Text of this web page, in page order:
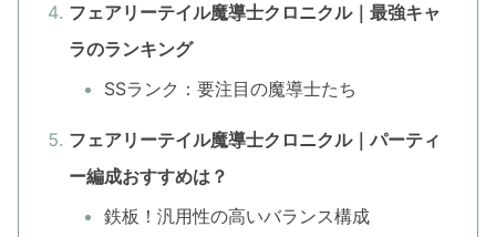
フェアリーテイル魔導士クロニクル｜最強キャ
ラのランキング
SSランク：要注目の魔導士たち
フェアリーテイル魔導士クロニクル｜パーティ
ー編成おすすめは？
鉄板！汎用性の高いバランス構成